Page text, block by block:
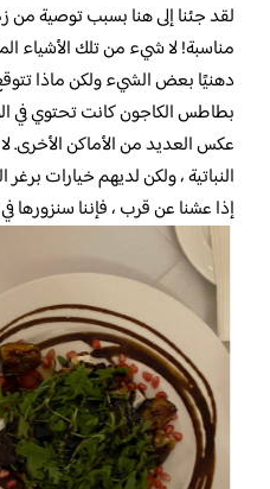
لقد جئنا إلى هنا بسبب توصية من
مناسبة! لا شيء من تلك الأشياء
دهنيًا بعض الشيء ولكن ماذا
بطاطس الكاجون كانت تحتوي في
عكس العديد من الأماكن الأخرى.
النباتية ، ولكن لديهم خيارات
إذا عشنا عن قرب ، فإننا سنزورها